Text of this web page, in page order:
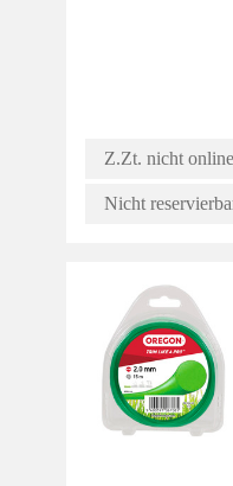
Z.Zt. nicht
Nicht